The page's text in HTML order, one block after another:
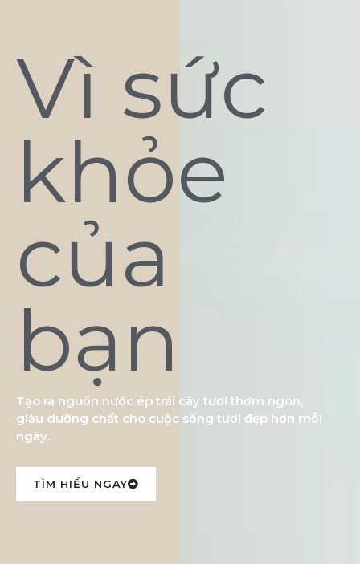
Vì sức
khỏe
của
bạn
Tạo ra nguồn nước ép trái cây tươi thơm ngon,
giàu dưỡng chất cho cuộc sống tươi đẹp hơn mỗi
ngày.
TÌM HIỂU NGAY